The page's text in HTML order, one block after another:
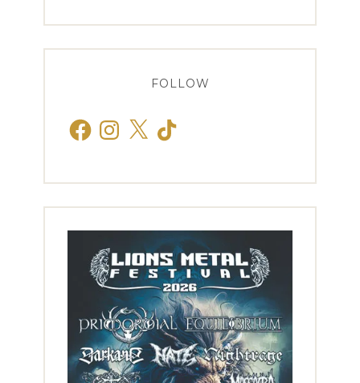
FOLLOW
FacebookInstagram
X TikTok